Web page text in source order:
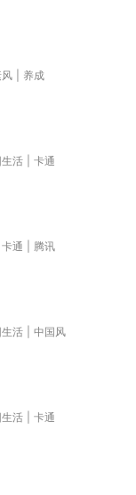
养成
活
卡通
卡通
腾讯
活
中国风
活
卡通